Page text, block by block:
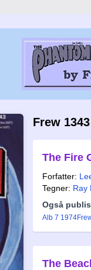
Frew 1343
The Fire
Forfatter:
Tegner: Ray
Også
Alb 7 1974
The